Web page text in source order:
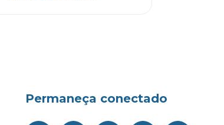
Permaneça conectado